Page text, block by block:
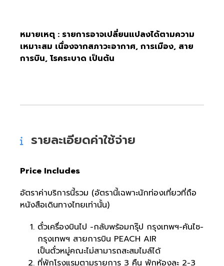
หมายเหตุ : รายการอาจเปลี่ยนแปลงได้ตามความ
เหมาะสม เนื่องจากสภาวะอากาศ, การเมือง, สาย
การบิน, โรคระบาด เป็นต้น
รายละเอียดค่าใช้จ่าย
Price Includes
อัตราค่าบริการนี้รวม (อัตรานี้เฉพาะนักท่องเที่ยวที่ถือ
หนังสือเดินทางไทยเท่านั้น)
ตั๋วเครื่องบินไป -กลับพร้อมกรุ๊ป กรุงเทพฯ-คันไซ-
กรุงเทพฯ สายการบิน PEACH AIR
เป็นตั๋วหมู่คณะไม่สามารถสะสมไมล์ได้
ที่พักโรงแรมตามรายการ 3 คืน พักห้องละ 2-3